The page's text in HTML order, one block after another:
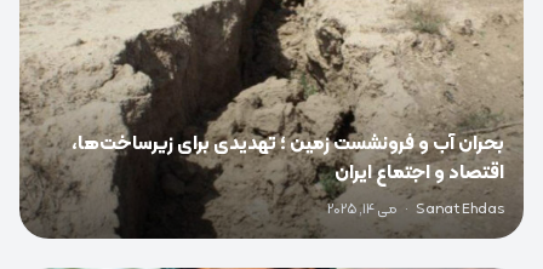
بحران آب و فرونشست زمین ؛ تهدیدی برای زیرساخت‌ها،
اقتصاد و اجتماع ایران
Sanat Ehdas
· می 14, 2025